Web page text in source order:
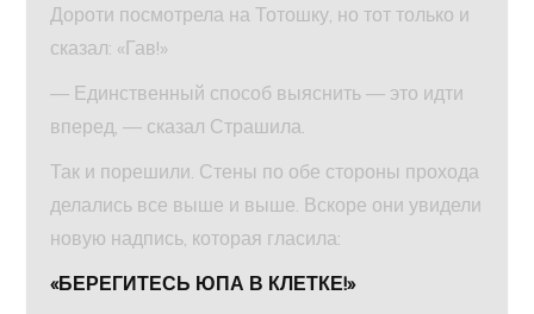
Дороти посмотрела на Тотошку, но тот только и
сказал: «Гав!»
— Единственный способ выяснить — это идти
вперед, — сказал Страшила.
Так и порешили. Стены по обе стороны прохода
делались все выше и выше. Вскоре они увидели
новую надпись, которая гласила:
«БЕРЕГИТЕСЬ ЮПА В КЛЕТКЕ!»